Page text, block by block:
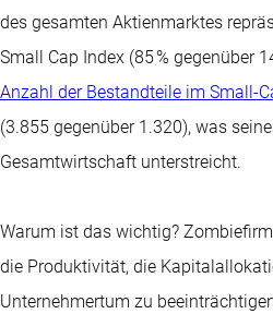
des gesamten Aktienmarktes
Small Cap Index (85 % gegenüber
Anzahl der Bestandteile im Small-
(3.855 gegenüber 1.320), was
Gesamtwirtschaft unterstreicht.
Warum ist das wichtig?
die Produktivität, die
Unternehmertum zu